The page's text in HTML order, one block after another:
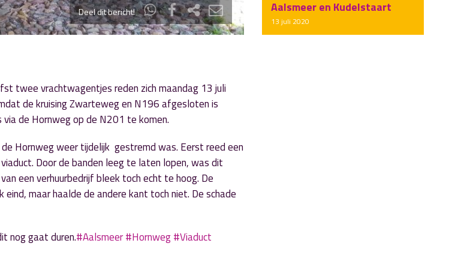
Deel dit bericht!
Aalsmeer en Kudelstaart
13 juli 2020
twee vrachtwagentjes reden zich maandag 13 juli
de kruising Zwarteweg en N196 afgesloten is
de Hornweg op de N201 te komen.
Hornweg weer tijdelijk gestremd was. Eerst reed een
Door de banden leeg te laten lopen, was dit
een verhuurbedrijf bleek toch echt te hoog. De
maar haalde de andere kant toch niet. De schade
nog gaat duren.#Aalsmeer#Hornweg#Viaduct